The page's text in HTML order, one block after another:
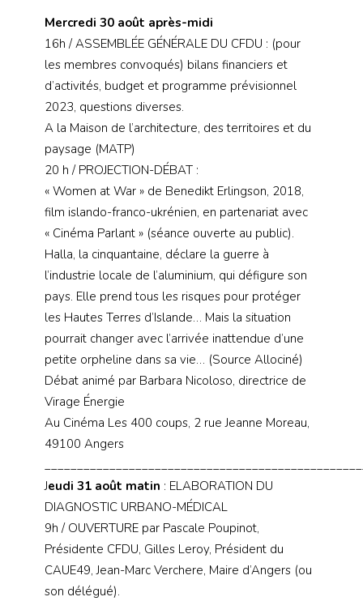
Mercredi 30 août après-midi
16h / ASSEMBLÉE GÉNÉRALE DU CFDU : (pour
les membres convoqués) bilans financiers et
d’activités, budget et programme prévisionnel
2023, questions diverses.
A la Maison de l’architecture, des territoires et du
paysage (MATP)
20 h / PROJECTION-DÉBAT :
« Women at War » de Benedikt Erlingson, 2018,
film islando-franco-ukrénien, en partenariat avec
« Cinéma Parlant » (séance ouverte au public).
Halla, la cinquantaine, déclare la guerre à
l’industrie locale de l’aluminium, qui défigure son
pays. Elle prend tous les risques pour protéger
les Hautes Terres d’Islande… Mais la situation
pourrait changer avec l’arrivée inattendue d’une
petite orpheline dans sa vie… (Source Allociné)
Débat animé par Barbara Nicoloso, directrice de
Virage Énergie
Au Cinéma Les 400 coups, 2 rue Jeanne Moreau,
49100 Angers
Jeudi 31 août matin : ELABORATION DU
DIAGNOSTIC URBANO-MÉDICAL
9h / OUVERTURE par Pascale Poupinot,
Présidente CFDU, Gilles Leroy, Président du
CAUE49, Jean-Marc Verchere, Maire d’Angers (ou
son délégué).